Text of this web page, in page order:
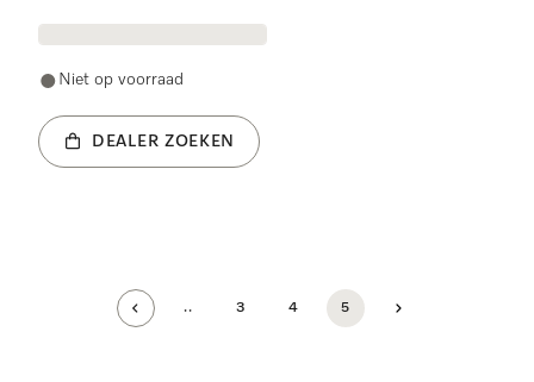
Niet op voorraad
DEALER ZOEKEN
.. 3 4 5